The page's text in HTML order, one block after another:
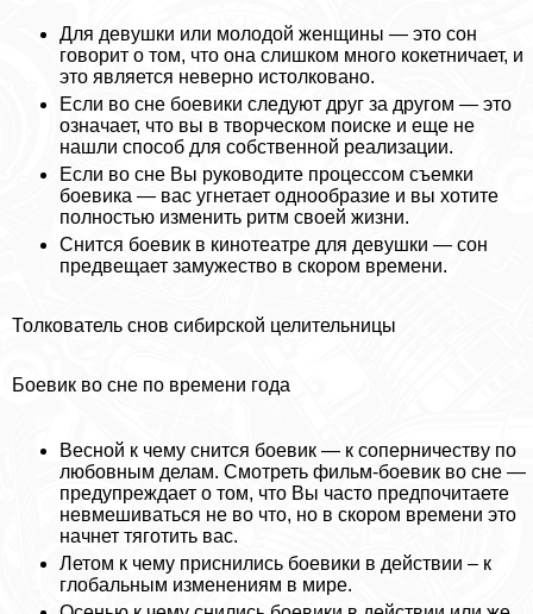
Для дeвyшки или молодой женщины — это сон
говорит о том, что она слишком много кокетничает, и
это является неверно истолковано.
Если во сне боевики следуют друг за другом — это
означает, что вы в творческом поиске и еще не
нашли способ для собственной реализации.
Если во сне Вы руководите процессом съемки
боевика — вас угнетает однообразие и вы хотите
полностью изменить ритм своей жизни.
Снится боевик в кинотеатре для дeвyшки — сон
предвещает замужество в скором времени.
Толкователь снов сибирской целительницы
Боевик во сне по времени года
Весной к чему снится боевик — к соперничеству по
любовным делам. Смотреть фильм-боевик во сне —
предупреждает о том, что Вы часто предпочитаете
невмешиваться не во что, но в скором времени это
начнет тяготить вас.
Летом к чему приснились боевики в действии – к
глобальным изменениям в мире.